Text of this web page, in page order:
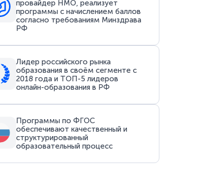
провайдер НМО, реализует
программы с начислением баллов
согласно требованиям Минздрава
РФ
Лидер российского рынка
образования в своём сегменте с
2018 года и ТОП-5 лидеров
онлайн-образования в РФ
Программы по ФГОС
обеспечивают качественный и
структурированный
образовательный процесс